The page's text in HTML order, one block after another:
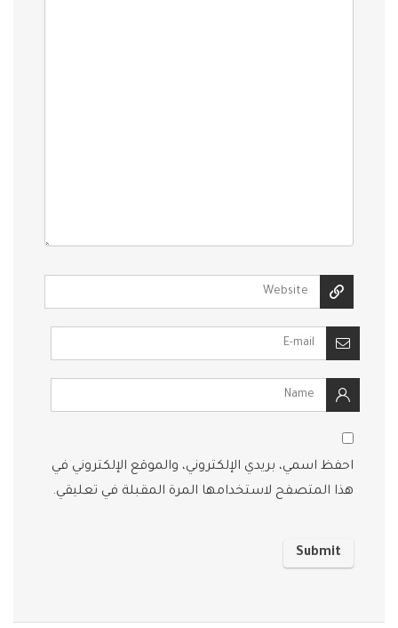
احفظ اسمي، بريدي الإلكتروني، والموقع الإلكتروني في
هذا المتصفح لاستخدامها المرة المقبلة في تعليقي.